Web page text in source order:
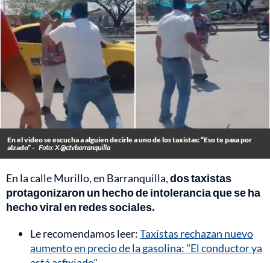
En el video se escucha a alguien decirle a uno de los taxistas: “Eso te pasa por
alzado” - Foto: X @ctvbarranquilla
En la calle Murillo, en Barranquilla,dos taxistas
protagonizaron un hecho de intolerancia que se ha
hecho viral en redes sociales.
Le recomendamos leer:Taxistas rechazan nuevo
aumento en precio de la gasolina: "El conductor ya